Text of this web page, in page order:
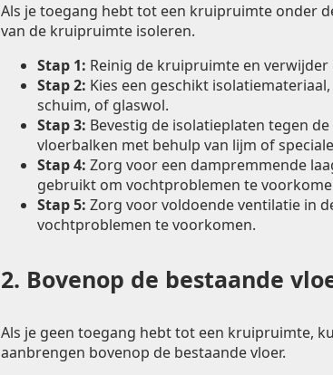
Als je toegang hebt tot een kruipruimte onder
van de kruipruimte isoleren.
Stap 1: Reinig de kruipruimte en verwijder
Stap 2: Kies een geschikt isolatiemateriaal,
schuim, of glaswol.
Stap 3: Bevestig de isolatieplaten tegen
vloerbalken met behulp van lijm of
Stap 4: Zorg voor een dampremmende
gebruikt om vochtproblemen te
Stap 5: Zorg voor voldoende ventilatie in
vochtproblemen te voorkomen.
2. Bovenop de bestaande
Als je geen toegang hebt tot een kruipruimte,
aanbrengen bovenop de bestaande vloer.